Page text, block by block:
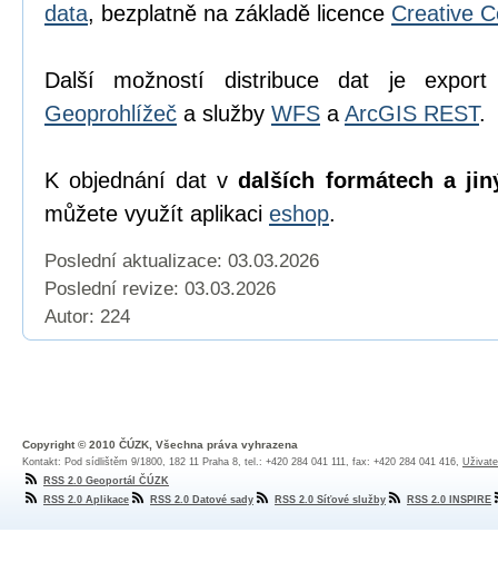
data, bezplatně na základě licence Creative
Další možností distribuce dat je
Geoprohlížeč a služby WFS a ArcGIS REST.
K objednání dat vdalších formátech a
můžete využít aplikaci eshop.
Poslední aktualizace: 03.03.2026
Poslední revize: 03.03.2026
Autor: 224
Copyright © 2010 ČÚZK, Všechna práva vyhrazena
Kontakt: Pod sídlištěm 9/1800, 182 11 Praha 8, tel.: +420 284 041 111, fax: +420 284 041 416,
RSS 2.0 Geoportál ČÚZK
RSS 2.0 Aplikace
RSS 2.0 Datové sady RSS 2.0 Síťové služby RSS 2.0 INSPIRE